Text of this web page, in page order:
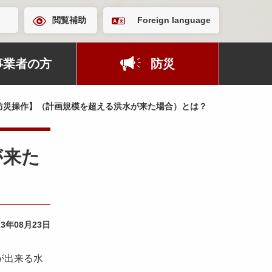
閲覧補助 Foreign language
業者の方 防災
操作】（計画規模を超える洪水が来た場合）とは？
た
年08月23日
出来る水